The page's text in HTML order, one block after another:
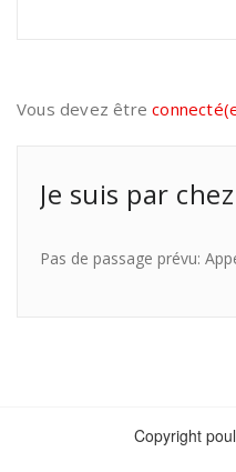
Vous devez être
Je suis par
Pas de passage prévu:
Copyright